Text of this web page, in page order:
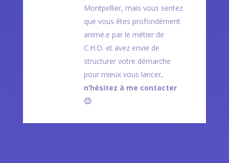
Montpellier, mais vous sentez
que vous êtes profondément
animé.e par le métier de
C.H.O. et avez envie de
structurer votre démarche
pour mieux vous lancer,
n’hésitez à me contacter
🙂